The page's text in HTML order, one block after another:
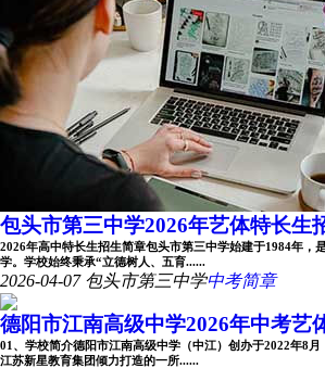
包头市第三中学2026年艺体特长生
2026年高中特长生招生简章包头市第三中学始建于1984年，
学。学校始终秉承“立德树人、五育......
2026-04-07 包头市第三中学中考简章
德阳市江南高级中学2026年中考艺
01、学校简介德阳市江南高级中学（中江）创办于2022年8月
江苏新星教育集团倾力打造的一所......